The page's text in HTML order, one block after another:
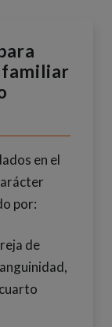
familiar
en el
por:
de